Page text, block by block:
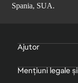
Spania, SUA.
Ajutor
Mențiuni legale